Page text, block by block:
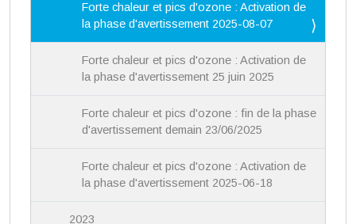
Forte chaleur et pics d'ozone : Activation de
la phase d'avertissement 2025-08-07
Forte chaleur et pics d'ozone : Activation de
la phase d'avertissement 25 juin 2025
Forte chaleur et pics d'ozone : fin de la phase
d'avertissement demain 23/06/2025
Forte chaleur et pics d'ozone : Activation de
la phase d'avertissement 2025-06-18
2023